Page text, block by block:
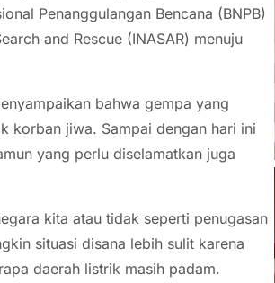
Penanggulangan Bencana (BNPB)
and Rescue (INASAR) menuju
bahwa gempa yang
korban jiwa. Sampai dengan hari ini
yang perlu diselamatkan juga
kita atau tidak seperti penugasan
situasi disana lebih sulit karena
daerah listrik masih padam.